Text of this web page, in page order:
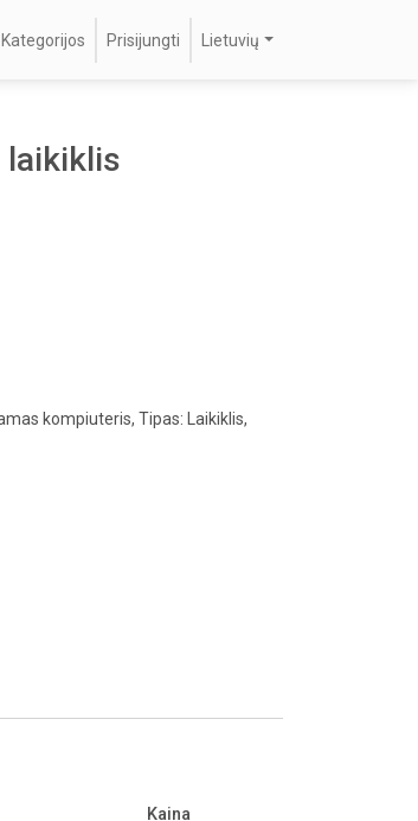
Kategorijos Prisijungti Lietuvių
laikiklis
kompiuteris, Tipas: Laikiklis,
Kaina